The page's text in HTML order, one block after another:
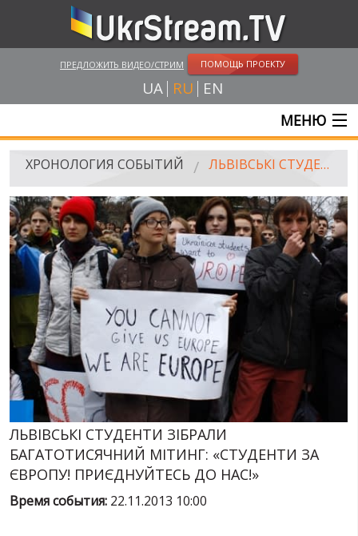
ПРЕДЛОЖИТЬ ВИДЕО/СТРИМ ПОМОЩЬ ПРОЕКТУ
UA RU EN
МЕНЮ
ГЛАВНАЯ
ВИДЕО
РОССИЙСКО-УКРАИНСКАЯ ВОЙНА
WINTER ON FIRE: UKRAINE'S FIGHT FOR FREEDOM
ХРОНОЛОГИЯ ЄВРОМАЙДАНА
УСЛУГИ
ХРОНОЛОГИЯ СОБЫТИЙ ЛЬВІВСЬКІ СТУДЕНТИ ЗІБРАЛИ БАГАТОТИСЯЧНИЙ МІТИНГ: «СТУДЕНТИ ЗА ЄВРОПУ! ПРИЄДНУЙТЕСЬ ДО НАС!»
ЛЬВІВСЬКІ СТУДЕНТИ ЗІБРАЛИ
БАГАТОТИСЯЧНИЙ МІТИНГ: «СТУДЕНТИ ЗА
ЄВРОПУ! ПРИЄДНУЙТЕСЬ ДО НАС!»
Время события: 22.11.2013 10:00